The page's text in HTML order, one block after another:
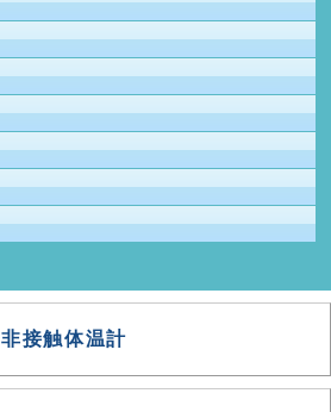
非接触体温計